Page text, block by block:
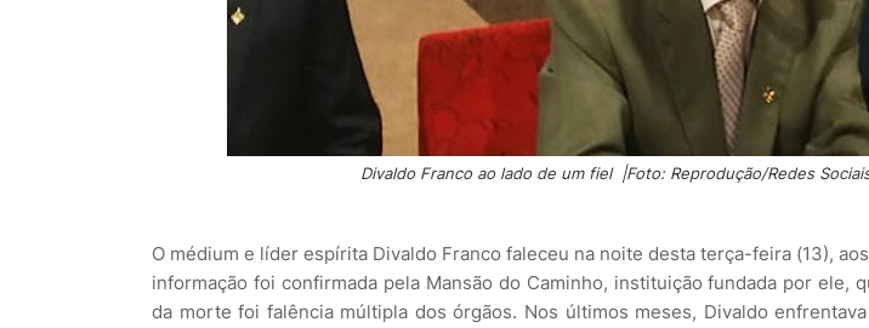
Divaldo Franco ao lado de um fiel |Foto: Reprodução/Redes
O médium e líder espírita Divaldo Franco faleceu na noite desta terça-feira (13),
informação foi confirmada pela Mansão do Caminho, instituição fundada por ele,
da morte foi falência múltipla dos órgãos. Nos últimos meses, Divaldo